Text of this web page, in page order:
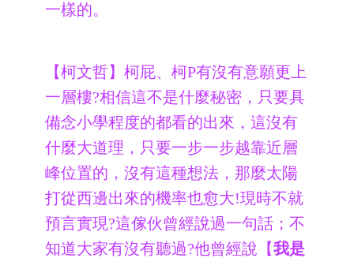
一樣的。
【柯文哲】柯屁、柯P有沒有意願更上
一層樓?相信這不是什麼秘密，只要具
備念小學程度的都看的出來，這沒有
什麼大道理，只要一步一步越靠近層
峰位置的，沒有這種想法，那麼太陽
打從西邊出來的機率也愈大!現時不就
預言實現?這傢伙曾經說過一句話；不
知道大家有沒有聽過?他曾經說【我是